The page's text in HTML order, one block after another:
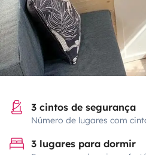
3 cintos de segurança
Número de lugares com
3 lugares para dormir